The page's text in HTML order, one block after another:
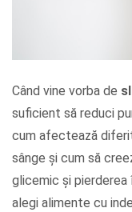
Când vine vorba de
suficient să reduci
cum afectează
sânge și cum să
glicemic și
alegi alimente cu